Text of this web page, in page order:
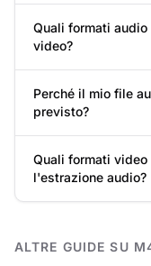
Quali formati
video?
Perché il mio file
previsto?
Quali formati
l'estrazione audio?
ALTRE GUIDE SU